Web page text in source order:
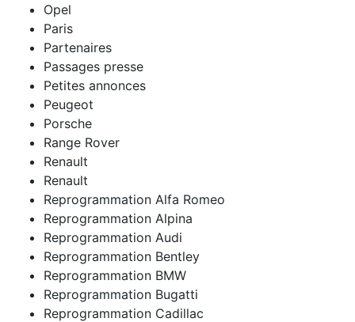
Opel
Paris
Partenaires
Passages presse
Petites annonces
Peugeot
Porsche
Range Rover
Renault
Renault
Reprogrammation Alfa Romeo
Reprogrammation Alpina
Reprogrammation Audi
Reprogrammation Bentley
Reprogrammation BMW
Reprogrammation Bugatti
Reprogrammation Cadillac